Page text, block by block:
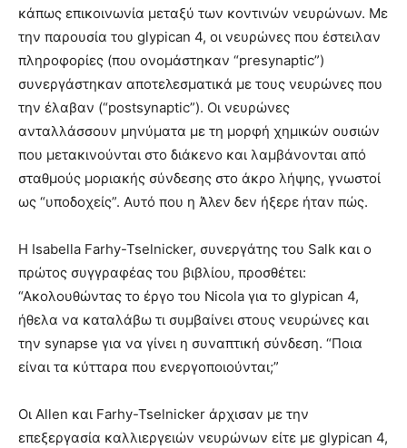
κάπως επικοινωνία μεταξύ των κοντινών νευρώνων. Με
την παρουσία του glypican 4, οι νευρώνες που έστειλαν
πληροφορίες (που ονομάστηκαν “presynaptic”)
συνεργάστηκαν αποτελεσματικά με τους νευρώνες που
την έλαβαν (“postsynaptic”). Οι νευρώνες
ανταλλάσσουν μηνύματα με τη μορφή χημικών ουσιών
που μετακινούνται στο διάκενο και λαμβάνονται από
σταθμούς μοριακής σύνδεσης στο άκρο λήψης, γνωστοί
ως “υποδοχείς”. Αυτό που η Άλεν δεν ήξερε ήταν πώς.
Η Isabella Farhy-Tselnicker, συνεργάτης του Salk και ο
πρώτος συγγραφέας του βιβλίου, προσθέτει:
“Ακολουθώντας το έργο του Nicola για το glypican 4,
ήθελα να καταλάβω τι συμβαίνει στους νευρώνες και
την synapse για να γίνει η συναπτική σύνδεση. “Ποια
είναι τα κύτταρα που ενεργοποιούνται;”
Οι Allen και Farhy-Tselnicker άρχισαν με την
επεξεργασία καλλιεργειών νευρώνων είτε με glypican 4,